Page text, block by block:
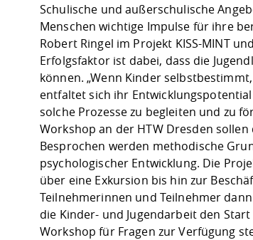
Schulische und außerschulische
Menschen wichtige Impulse für ihre
Robert Ringel im Projekt KISS-MINT
Erfolgsfaktor ist dabei, dass die
können. „Wenn Kinder
entfaltet sich ihr
solche Prozesse zu begleiten und zu
Workshop an der HTW Dresden
Besprochen werden methodische
psychologischer Entwicklung. Die
über eine Exkursion bis hin zur
Teilnehmerinnen und Teilnehmer
die Kinder- und Jugendarbeit den
Workshop für Fragen zur Verfügung